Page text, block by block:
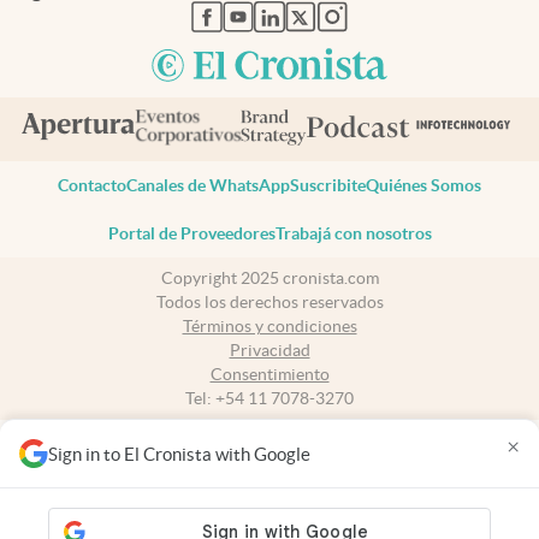
Sign in to El Cronista with Google ×
abre en nueva pestaña
abre en nueva pestaña
abre en nueva pestaña
abre en nueva pestaña
abre en nueva pestaña
ContactoCanales de WhatsAppSuscribiteQuiénes Somos
Portal de ProveedoresTrabajá con nosotros
Copyright 2025 cronista.com
Todos los derechos reservados
Términos y condiciones
Privacidad
Consentimiento
Tel: +54 11 7078-3270
cronista.comes propiedad de El Cronista Comercial S.A Registro de
propiedad intelectual: 56576959
Director Periodístico: Hernán de Goñi